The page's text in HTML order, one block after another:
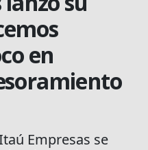
en
Empresas se